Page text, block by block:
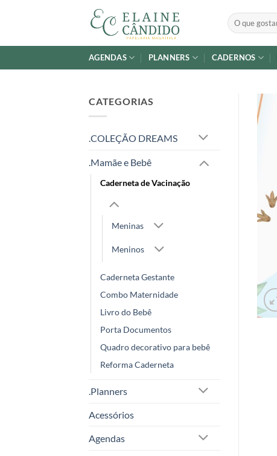
Pesquisar
por:
AGENDAS PLANNERS CADERNOS
CATEGORIAS
.COLEÇÃO DREAMS
.Mamãe e Bebê
Caderneta de Vacinação
Meninas
Meninos
Caderneta Gestante
Combo Maternidade
Livro do Bebê
Porta Documentos
Quadro decorativo para bebê
Reforma Caderneta
.Planners
Acessórios
Agendas